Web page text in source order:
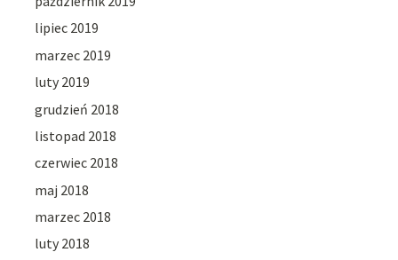
lipiec 2019
marzec 2019
luty 2019
grudzień 2018
listopad 2018
czerwiec 2018
maj 2018
marzec 2018
luty 2018